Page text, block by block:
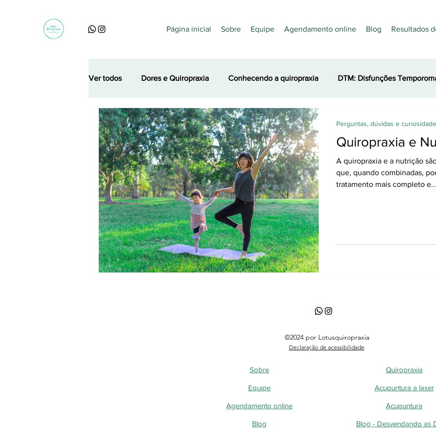
Página inicial Sobre Equipe Agendamento online Blog Resultados
Ver todos Dores e Quiropraxia Conhecendo a quiropraxia DTM: Disfunções
Perguntas, dúvidas e curiosidades Nutrição Quiropraxia e Esporte
Quiropraxia e
A quiropraxia e a nutrição
que, quando combinadas,
tratamento mais completo
Perguntas, dúvidas e
©2024 por Lotusquiropraxia
Declaração de acessibilidade
Sobre Quiropraxia
Equipe
Agendamento online
Blog
Acupuntura a laser
Acupuntura
Blog - Desvendando as